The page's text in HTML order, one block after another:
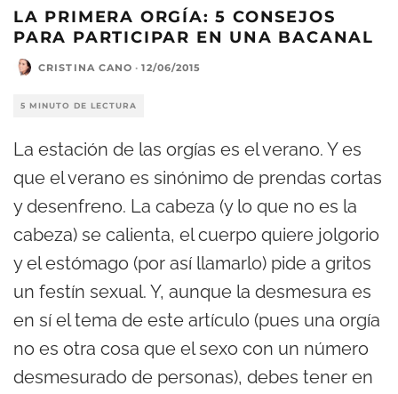
LA PRIMERA ORGÍA: 5 CONSEJOS
PARA PARTICIPAR EN UNA BACANAL
CRISTINA CANO · 12/06/2015
5 MINUTO DE LECTURA
La estación de las orgías es el verano. Y es
que el verano es sinónimo de prendas cortas
y desenfreno. La cabeza (y lo que no es la
cabeza) se calienta, el cuerpo quiere jolgorio
y el estómago (por así llamarlo) pide a gritos
un festín sexual. Y, aunque la desmesura es
en sí el tema de este artículo (pues una orgía
no es otra cosa que el sexo con un número
desmesurado de personas), debes tener en